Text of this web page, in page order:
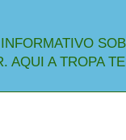
AQUI A TROPA